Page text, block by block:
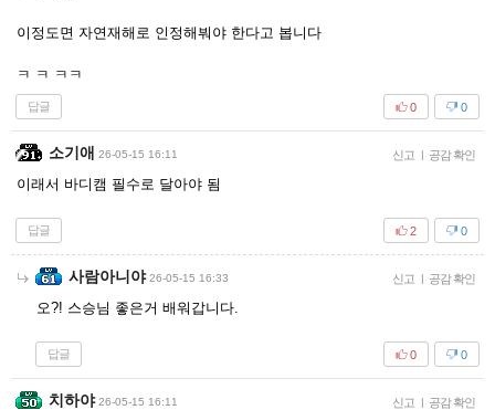
이정도면 자연재해로 인정해붜야 한다고 봅니다
ㅋ ㅋ ㅋㅋ
답글 0
0
소기애 26-05-15 16:11 신고 | 공감 확인
이래서 바디캠 필수로 달아야 됨
답글 0
2
사람아니야 26-05-15 16:33 신고 | 공감 확인
오?! 스승님 좋은거 배워갑니다.
답글 0
0
치하야 26-05-15 16:11 신고 | 공감 확인